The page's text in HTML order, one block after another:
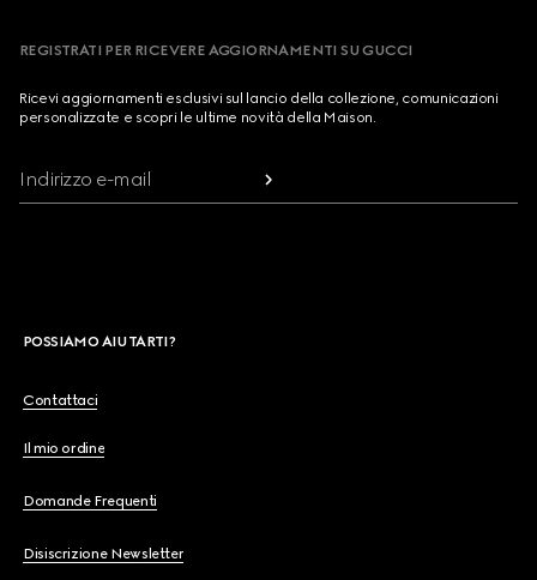
REGISTRATI PER RICEVERE AGGIORNAMENTI SU GUCCI
Ricevi aggiornamenti esclusivi sul lancio della collezione, comunicazioni
personalizzate e scopri le ultime novità della Maison.
Indirizzo e-mail
POSSIAMO AIUTARTI?
Contattaci
Il mio ordine
Domande Frequenti
Disiscrizione Newsletter